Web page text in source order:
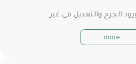
الجرح والتعديل في غير…
more